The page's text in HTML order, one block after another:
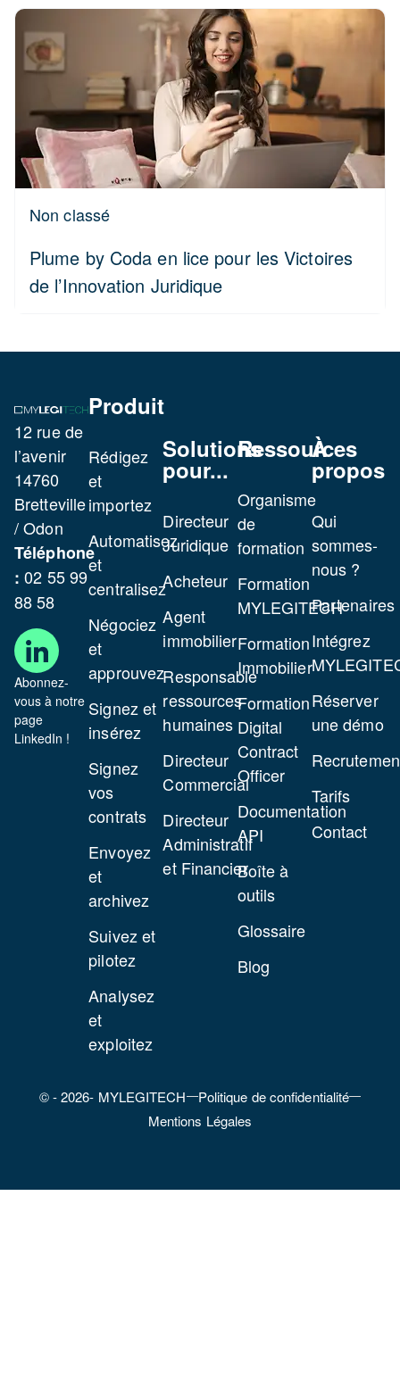
Non classé
Plume by Coda en lice pour les Victoires
de l’Innovation Juridique
12 rue de
l’avenir
14760
Bretteville
/ Odon
Téléphone
: 02 55 99
88 58
Abonnez-
vous à notre
page
LinkedIn !
Produit
Rédigez
et
importez
Automatisez
et
centralisez
Négociez
et
approuvez
Signez et
insérez
Signez
vos
contrats
Envoyez
et
archivez
Suivez et
pilotez
Analysez
et
exploitez
Solutions
pour...
Directeur
Juridique
Acheteur
Agent
immobilier
Responsable
ressources
humaines
Directeur
Commercial
Directeur
Administratif
et Financier
Ressources
Organisme
de
formation
Formation
MYLEGITECH
Formation
Immobilier
Formation
Digital
Contract
Officer
Documentation
API
Boîte à
outils
Glossaire
Blog
À
propos
Qui
sommes-
nous ?
Partenaires
Intégrez
Réserver
une démo
Tarifs
Contact
© - 2026- MYLEGITECH
Politique de confidentialité
Mentions Légales